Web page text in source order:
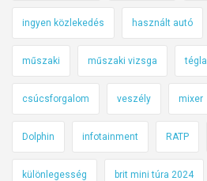
ingyen közlekedés használt autó
műszaki műszaki vizsga tégla
csúcsforgalom veszély mixer
Dolphin infotainment RATP
különlegesség brit mini túra 2024